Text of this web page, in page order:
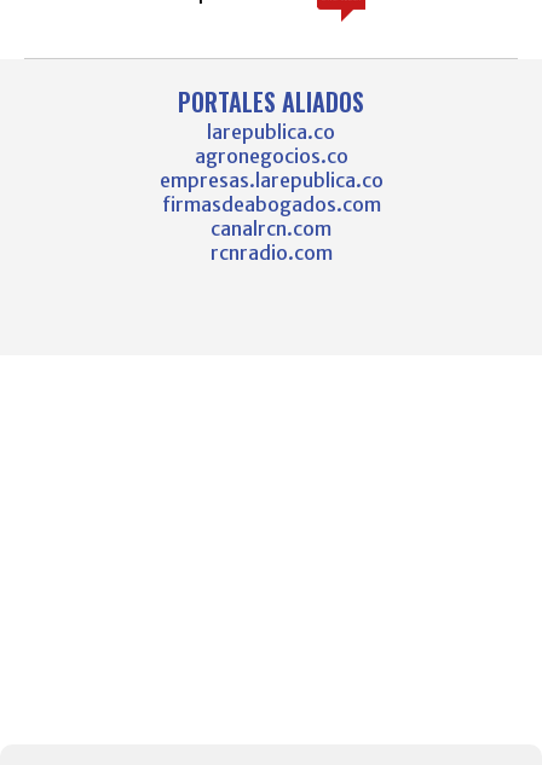
PORTALES ALIADOS
larepublica.co
agronegocios.co
empresas.larepublica.co
firmasdeabogados.com
canalrcn.com
rcnradio.com